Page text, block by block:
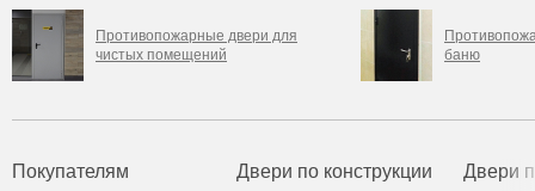
Противопожарные двери для
чистых помещений
баню
Покупателям Двери по конструкции Двери